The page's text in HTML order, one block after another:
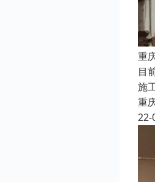
重
目
施
重
22-